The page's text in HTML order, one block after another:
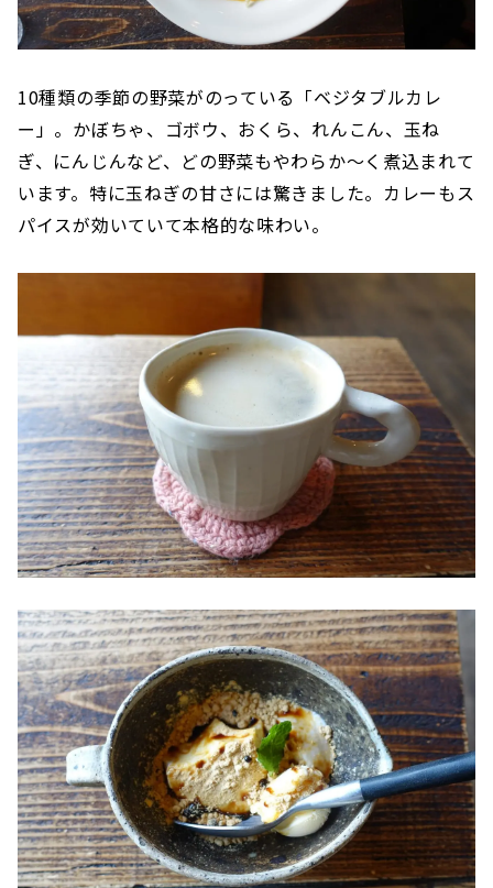
10種類の季節の野菜がのっている「ベジタブルカレ
ー」。かぼちゃ、ゴボウ、おくら、れんこん、玉ね
ぎ、にんじんなど、どの野菜もやわらか〜く煮込まれて
います。特に玉ねぎの甘さには驚きました。カレーもス
パイスが効いていて本格的な味わい。